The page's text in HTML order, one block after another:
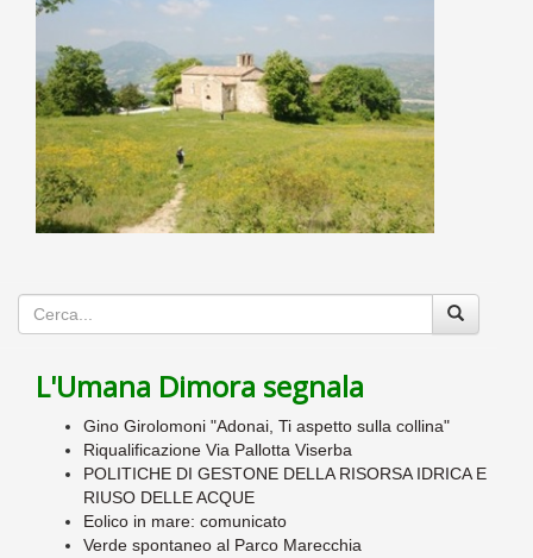
L'Umana Dimora segnala
Gino Girolomoni "Adonai, Ti aspetto sulla collina"
Riqualificazione Via Pallotta Viserba
POLITICHE DI GESTONE DELLA RISORSA IDRICA E
RIUSO DELLE ACQUE
Eolico in mare: comunicato
Verde spontaneo al Parco Marecchia